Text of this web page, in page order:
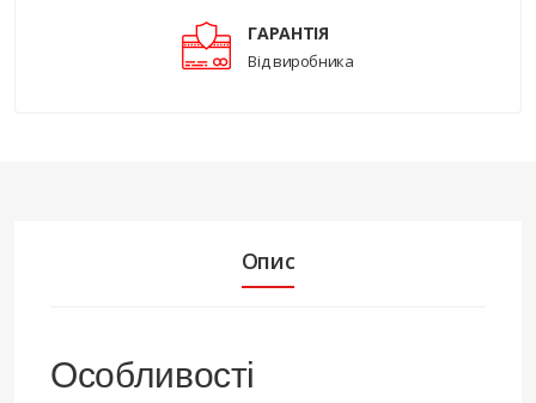
ГАРАНТІЯ
Від виробника
Опис
Особливості